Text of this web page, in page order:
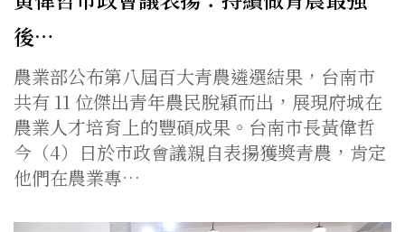
後…
農業部公布第八屆百大青農遴選結果，台南市
共有 11 位傑出青年農民脫穎而出，展現府城在
農業人才培育上的豐碩成果。台南市長黃偉哲
今（4）日於市政會議親自表揚獲獎青農，肯定
他們在農業專…